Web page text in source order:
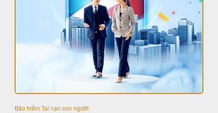
Bảo hiểm Tai nạn con người